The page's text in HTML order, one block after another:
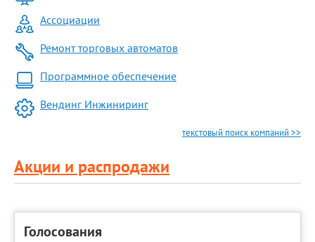
Ассоциации
Ремонт торговых автоматов
Программное обеспечение
Вендинг Инжиниринг
текстовый поиск компаний >>
Акции и распродажи
Голосования